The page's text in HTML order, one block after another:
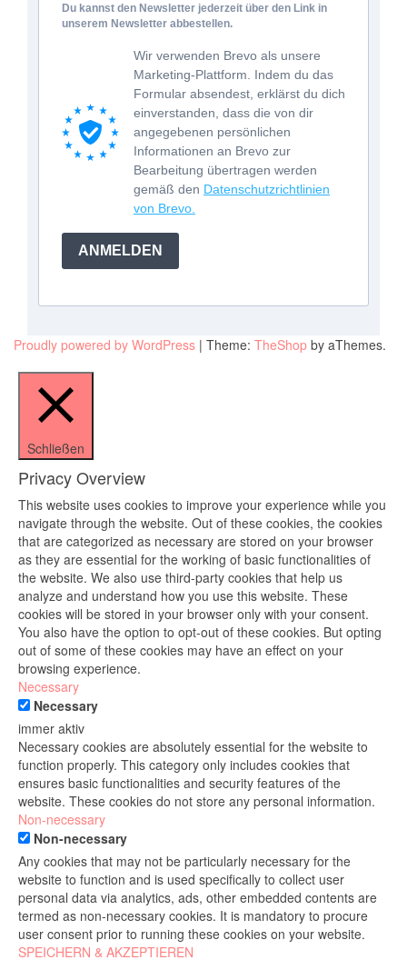
Du kannst den Newsletter jederzeit über den Link in
unserem Newsletter abbestellen.
Wir verwenden Brevo als unsere
Marketing-Plattform. Indem du das
Formular absendest, erklärst du dich
einverstanden, dass die von dir
angegebenen persönlichen
Informationen an Brevo zur
Bearbeitung übertragen werden
gemäß den Datenschutzrichtlinien
von Brevo.
ANMELDEN
Proudly powered by WordPress | Theme: TheShop by aThemes.
Schließen
Privacy Overview
This website uses cookies to improve your experience while you
navigate through the website. Out of these cookies, the cookies
that are categorized as necessary are stored on your browser
as they are essential for the working of basic functionalities of
the website. We also use third-party cookies that help us
analyze and understand how you use this website. These
cookies will be stored in your browser only with your consent.
You also have the option to opt-out of these cookies. But opting
out of some of these cookies may have an effect on your
browsing experience.
Necessary
Necessary
immer aktiv
Necessary cookies are absolutely essential for the website to
function properly. This category only includes cookies that
ensures basic functionalities and security features of the
website. These cookies do not store any personal information.
Non-necessary
Non-necessary
Any cookies that may not be particularly necessary for the
website to function and is used specifically to collect user
personal data via analytics, ads, other embedded contents are
termed as non-necessary cookies. It is mandatory to procure
user consent prior to running these cookies on your website.
SPEICHERN & AKZEPTIEREN